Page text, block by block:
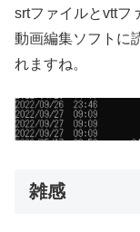
srtファイルとvttフ
動画編集ソフトに
れますね。
雑感